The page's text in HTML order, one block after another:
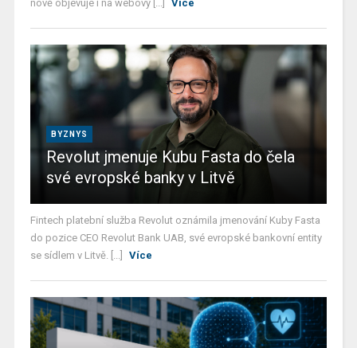
nově objevuje i na webový [...]
Více
BYZNYS
Revolut jmenuje Kubu Fasta do čela
své evropské banky v Litvě
Fintech platební služba Revolut oznámila jmenování Kuby Fasta
do pozice CEO Revolut Bank UAB, své evropské bankovní entity
se sídlem v Litvě. [...]
Více